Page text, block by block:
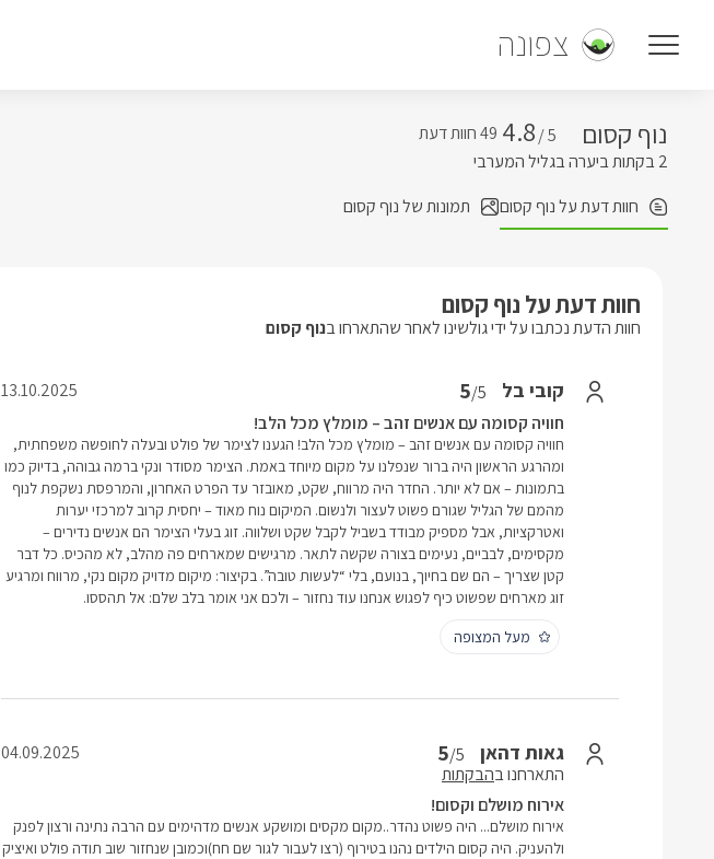
צפונה
נוף קסום 5 /
4.8
2 בקתות ביערה בגליל המערבי
חוות דעת על נוף קסום
תמונות של נוף קסום
חוות דעת על נוף קסום
חוות הדעת נכתבו על ידי גולשינו לאחר שהתארחו בנוף קסום
קובי בל 5/5
13.10.2025
חוויה קסומה עם אנשים זהב – מומלץ מכל הלב!
חוויה קסומה עם אנשים זהב – מומלץ מכל הלב! הגענו לצימר של פולט ובעלה לחופשה משפחתית,
ומהרגע הראשון היה ברור שנפלנו על מקום מיוחד באמת. הצימר מסודר ונקי ברמה גבוהה, בדיוק כמו
בתמונות – אם לא יותר. החדר היה מרווח, שקט, מאובזר עד הפרט האחרון, והמרפסת נשקפת לנוף
מהמם של הגליל שגורם פשוט לעצור ולנשום. המיקום נוח מאוד – יחסית קרוב למרכזי יערות
ואטרקציות, אבל מספיק מבודד בשביל לקבל שקט ושלווה. זוג בעלי הצימר הם אנשים נדירים –
מקסימים, לבביים, נעימים בצורה שקשה לתאר. מרגישים שמארחים פה מהלב, לא מהכיס. כל דבר
קטן שצריך – הם שם בחיוך, בנועם, בלי “לעשות טובה”. בקיצור: מיקום מדויק מקום נקי, מרווח ומרגיע
זוג מארחים שפשוט כיף לפגוש אנחנו עוד נחזור – ולכם אני אומר בלב שלם: אל תהססו.
מעל המצופה
גאות דהאן 5/5
התארחנו בהבקתות
04.09.2025
אירוח מושלם וקסום!
אירוח מושלם... היה פשוט נהדר..מקום מקסים ומושקע אנשים מדהימים עם הרבה נתינה ורצון לפנק
ולהעניק. היה קסום הילדים נהנו בטירוף (רצו לעבור לגור שם חח)וכמובן שנחזור שוב תודה פולט ואיציק